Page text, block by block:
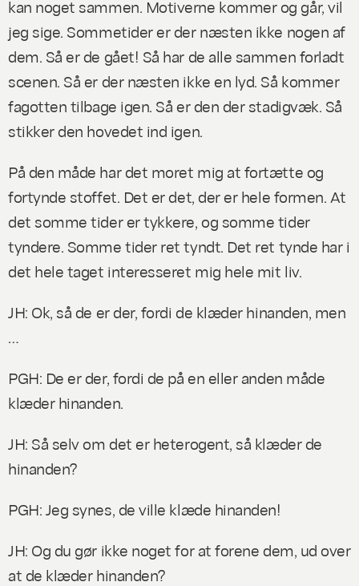
kan noget sammen. Motiverne kommer og går, vil
jeg sige. Sommetider er der næsten ikke nogen af
dem. Så er de gået! Så har de alle sammen forladt
scenen. Så er der næsten ikke en lyd. Så kommer
fagotten tilbage igen. Så er den der stadigvæk. Så
stikker den hovedet ind igen.
På den måde har det moret mig at fortætte og
fortynde stoffet. Det er det, der er hele formen. At
det somme tider er tykkere, og somme tider
tyndere. Somme tiderrettyndt. Det ret tynde har i
det hele taget interesseret mig hele mit liv.
JH: Ok, så de er der, fordi de klæder hinanden, men
…
PGH: De er der, fordi de på en eller anden måde
klæder hinanden.
JH: Så selv om det er heterogent, så klæder de
hinanden?
PGH: Jeg synes, de ville klæde hinanden!
JH: Og du gør ikke noget for at forene dem, ud over
at de klæder hinanden?